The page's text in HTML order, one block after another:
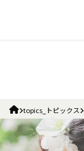
topics_トピックス